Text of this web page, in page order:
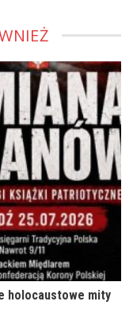
holocaustowe mity